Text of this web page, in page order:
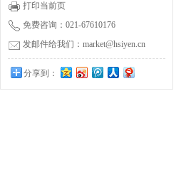
打印当前页
免费咨询：021-67610176
发邮件给我们：market@hsiyen.cn
分享到：